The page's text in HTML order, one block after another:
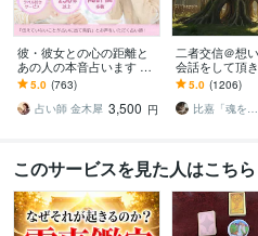
彼・彼女との心の距離と
あの人の本音占います 表
向きのお気持ち、本音、2
～3ヶ月先までの流れ占い
ます
5.0 (763)
占い師 金木犀 3,500 円
二者交信＠想
会話をして頂
げます 本心で
／接点数を補填
／不和に悩む方
5.0 (1206)
比嘉「魂を揺さぶるユタ」
このサービスを見た人はこち